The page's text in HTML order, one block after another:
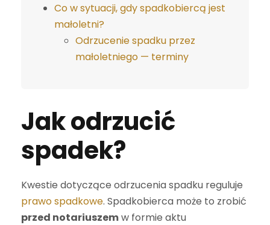
Co w sytuacji, gdy spadkobiercą jest
małoletni?
Odrzucenie spadku przez
małoletniego — terminy
Jak odrzucić
spadek?
Kwestie dotyczące odrzucenia spadku reguluje
prawo spadkowe. Spadkobierca może to zrobić
przed notariuszemw formie aktu